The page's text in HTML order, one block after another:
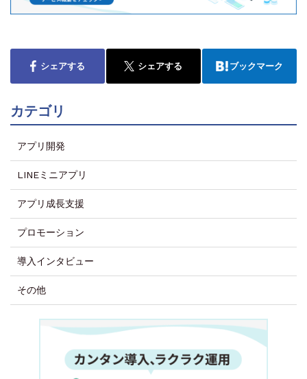
シェアする シェアする ブックマーク
カテゴリ
アプリ開発
LINEミニアプリ
アプリ成長支援
プロモーション
導入インタビュー
その他